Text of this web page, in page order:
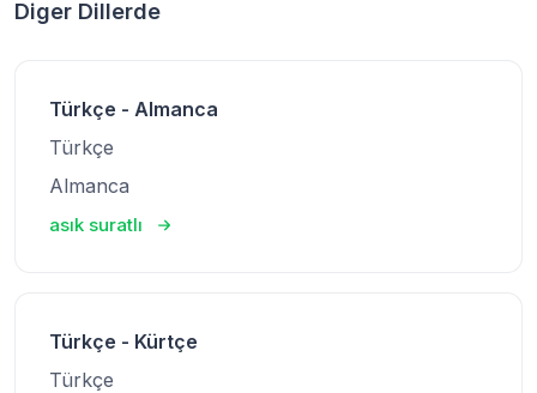
Diger Dillerde
Türkçe - Almanca
Türkçe
Almanca
asık suratlı
Türkçe - Kürtçe
Türkçe